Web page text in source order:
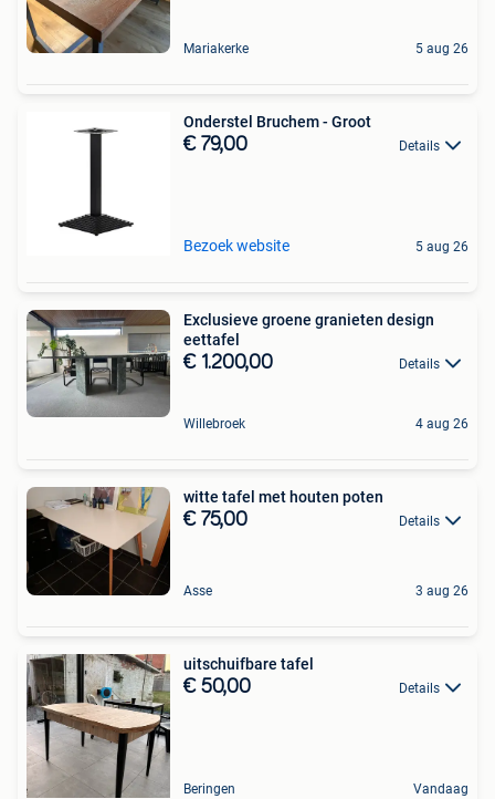
Mariakerke 5 aug 26
Onderstel Bruchem - Groot
€ 79,00 Details
Bezoek website 5 aug 26
Exclusieve groene granieten design
eettafel
€ 1.200,00 Details
Willebroek 4 aug 26
witte tafel met houten poten
€ 75,00 Details
Asse 3 aug 26
uitschuifbare tafel
€ 50,00 Details
Beringen Vandaag